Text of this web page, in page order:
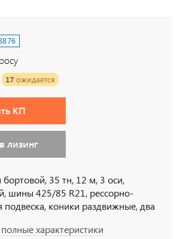
17 ожидается
КП
лизинг
35 тн, 12 м, 3 оси,
шины 425/85 R21, рессорно-
подвеска, коники раздвижные, два
с запасным колесом полуприцепа,
характеристики